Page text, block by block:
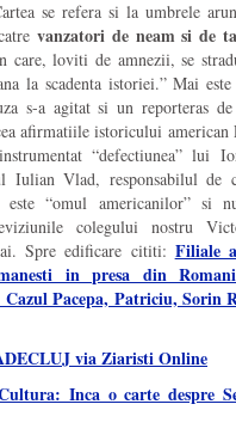
se refera si la umbrele
vanzatori de neam si de
care, loviti de amnezii, se
la scadenta istoriei.” Mai
s-a agitat si un reporteras
afirmatiile istoricului american
“defectiunea” lui
Iulian Vlad, responsabilul de
este “omul americanilor” si
colegului nostru
Spre edificare cititi: Filiale
in presa din
Pacepa, Patriciu, Sorin
via Ziaristi Online
Inca o carte despre